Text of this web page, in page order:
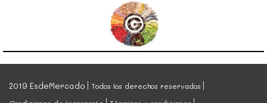
2019 EsdeMercado
Todos los derechos reservados